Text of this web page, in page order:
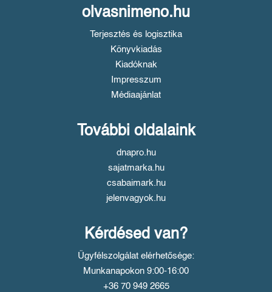
olvasnimeno.hu
Terjesztés és logisztika
Könyvkiadás
Kiadóknak
Impresszum
Médiaajánlat
További oldalaink
dnapro.hu
sajatmarka.hu
csabaimark.hu
jelenvagyok.hu
Kérdésed van?
Ügyfélszolgálat elérhetősége:
Munkanapokon 9:00-16:00
+36 70 949 2665